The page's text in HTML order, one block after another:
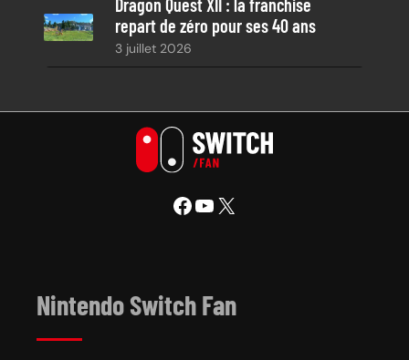
Dragon Quest XII : la franchise
repart de zéro pour ses 40 ans
3 juillet 2026
Facebook YouTube X
Nintendo Switch Fan